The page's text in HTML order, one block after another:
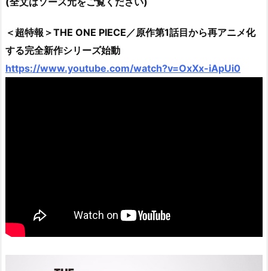
＜超特報＞THE ONE PIECE／原作第1話目から再アニメ化
する完全新作シリーズ始動
https://www.youtube.com/watch?v=OxXx-iApUi0